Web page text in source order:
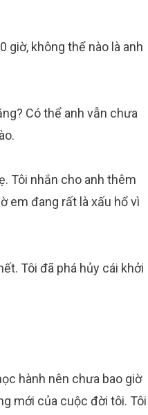
giờ, không thể nào là anh
Có thể anh vẫn chưa
Tôi nhắn cho anh thêm
em đang rất là xấu hổ vì
Tôi đã phá hủy cái khởi
hành nên chưa bao giờ
mới của cuộc đời tôi. Tôi